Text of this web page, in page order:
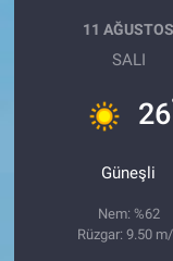
11 AĞUSTOS
SALI
26
Güneşli
Nem: %62
Rüzgar: 9.50